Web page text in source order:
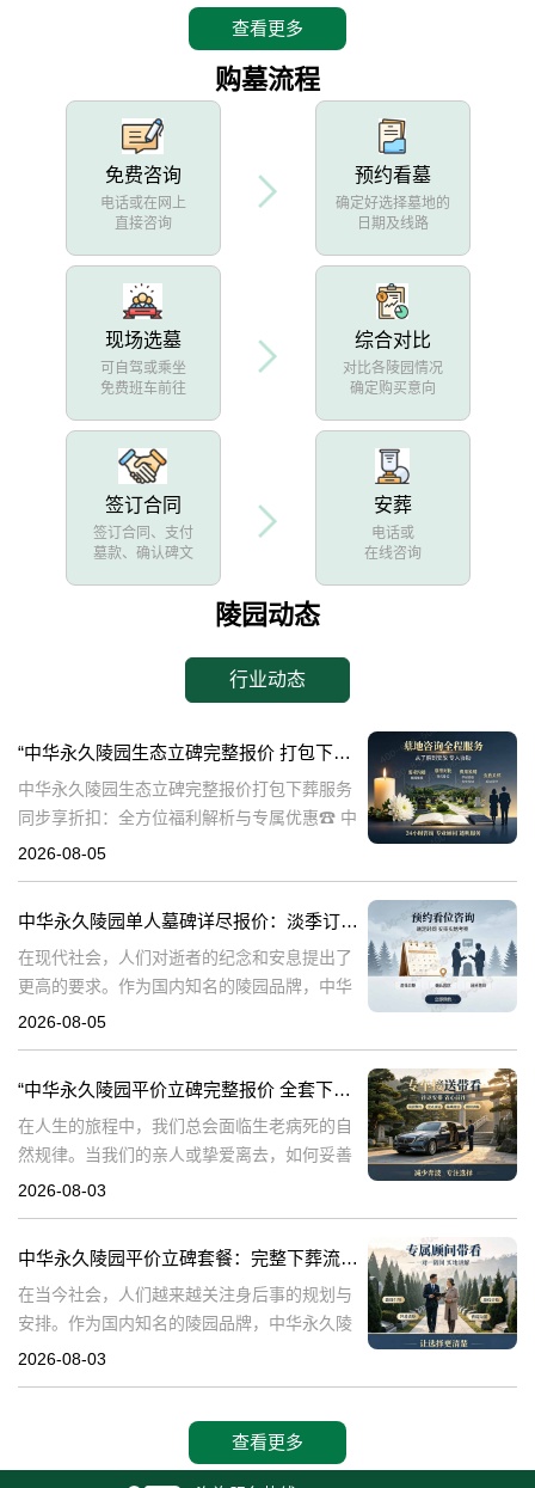
查看更多
购墓流程
免费咨询
电话或在网上
直接咨询
预约看墓
确定好选择墓地的
日期及线路
现场选墓
可自驾或乘坐
免费班车前往
综合对比
对比各陵园情况
确定购买意向
签订合同
签订合同、支付
墓款、确认碑文
安葬
电话或
在线咨询
陵园动态
行业动态
“中华永久陵园生态立碑完整报价 打包下葬服务同步享折扣：全方位福利解析与专属优惠”
中华永久陵园生态立碑完整报价打包下葬服务
同步享折扣：全方位福利解析与专属优惠☎ 中
华永久陵园电话:400-838-5063在现代社会，人
2026-08-05
中华永久陵园单人墓碑详尽报价：淡季订购享数千元优惠
在现代社会，人们对逝者的纪念和安息提出了
更高的要求。作为国内知名的陵园品牌，中华
永久陵园提供多种单人墓碑选择，以满足不同
2026-08-05
“中华永久陵园平价立碑完整报价 全套下葬流程打包降价”
在人生的旅程中，我们总会面临生老病死的自
然规律。当我们的亲人或挚爱离去，如何妥善
安排他们的身后事，成为每个家庭必须面对的
2026-08-03
中华永久陵园平价立碑套餐：完整下葬流程打包优惠咨询指南
在当今社会，人们越来越关注身后事的规划与
安排。作为国内知名的陵园品牌，中华永久陵
园凭借其平价立碑与全套下葬流程打包服务，
2026-08-03
查看更多